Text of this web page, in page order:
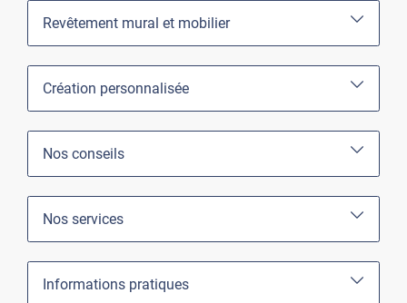
Revêtement mural et mobilier
Création personnalisée
Nos conseils
Nos services
Informations pratiques